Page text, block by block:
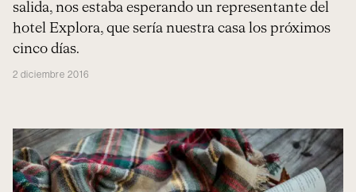
salida, nos estaba esperando un representante del
hotel Explora, que sería nuestra casa los próximos
cinco días.
2 diciembre 2016